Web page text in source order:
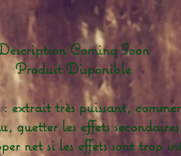
Coming Soon
Produit Disponible
très puissant,
guetter les effets
net si les effets sont trop